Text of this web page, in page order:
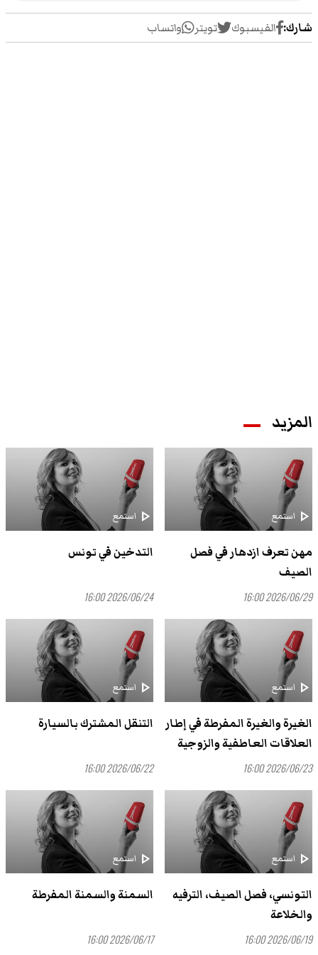
شارك: الفيسبوك تويتر واتساب
المزيد
play_arrow استمع
مهن تعرف ازدهار في فصل
الصيف
2026/06/29 16:00
play_arrow استمع
التدخين في تونس
2026/06/24 16:00
play_arrow استمع
الغيرة والغيرة المفرطة في إطار
العلاقات العاطفية والزوجية
2026/06/23 16:00
play_arrow استمع
التنقل المشترك بالسيارة
2026/06/22 16:00
play_arrow استمع
التونسي، فصل الصيف، الترفيه
والخلاعة
2026/06/19 16:00
play_arrow استمع
السمنة والسمنة المفرطة
2026/06/17 16:00